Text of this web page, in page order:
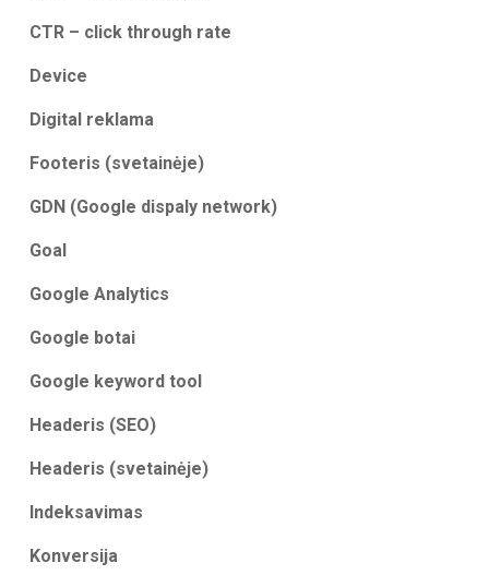
CTR – click through rate
Device
Digital reklama
Footeris (svetainėje)
GDN (Google dispaly network)
Goal
Google Analytics
Google botai
Google keyword tool
Headeris (SEO)
Headeris (svetainėje)
Indeksavimas
Konversija